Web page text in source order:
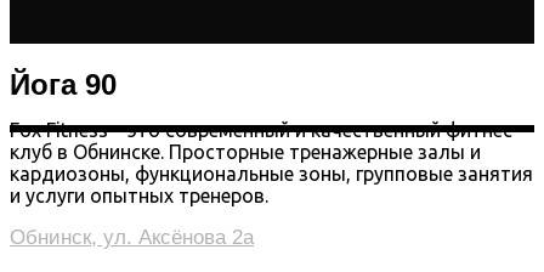
Йога 90
Fox Fitness – это современный и качественный фитнес-
клуб в Обнинске. Просторные тренажерные залы и
кардиозоны, функциональные зоны, групповые занятия
и услуги опытных тренеров.
Обнинск, ул. Аксёнова 2а